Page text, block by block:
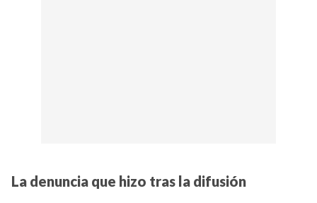
La denuncia que hizo tras la difusión